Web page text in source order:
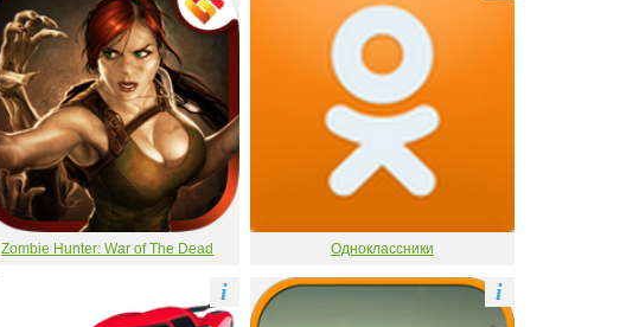
Zombie Hunter: War of The Dead Одноклассники
i i